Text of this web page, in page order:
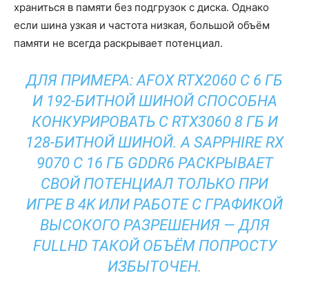
храниться в памяти без подгрузок с диска. Однако
если шина узкая и частота низкая, большой объём
памяти не всегда раскрывает потенциал.
ДЛЯ ПРИМЕРА: AFOX RTX2060 С 6 ГБ
И 192-БИТНОЙ ШИНОЙ СПОСОБНА
КОНКУРИРОВАТЬ С RTX3060 8 ГБ И
128-БИТНОЙ ШИНОЙ. А SAPPHIRE RX
9070 С 16 ГБ GDDR6 РАСКРЫВАЕТ
СВОЙ ПОТЕНЦИАЛ ТОЛЬКО ПРИ
ИГРЕ В 4K ИЛИ РАБОТЕ С ГРАФИКОЙ
ВЫСОКОГО РАЗРЕШЕНИЯ — ДЛЯ
FULLHD ТАКОЙ ОБЪЁМ ПОПРОСТУ
ИЗБЫТОЧЕН.